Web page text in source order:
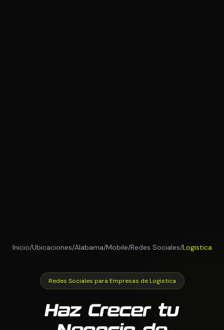
Inicio/Ubicaciones/Alabama/Mobile/Redes Sociales/Logistica
Redes Sociales para Empresas de Logistica
Haz Crecer tu